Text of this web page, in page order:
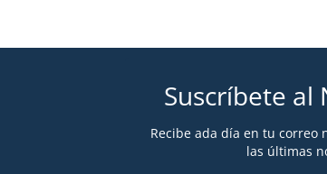
Suscríbete al
Recibe ada día en tu correo
las últimas